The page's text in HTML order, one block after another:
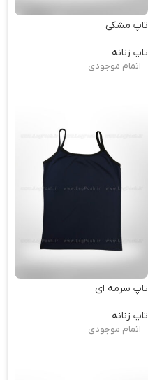
تاپ مشکی
تاپ زنانه
اتمام موجودی
تاپ سرمه ای
تاپ زنانه
اتمام موجودی